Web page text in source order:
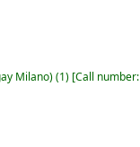
Milano)(1) Call number: